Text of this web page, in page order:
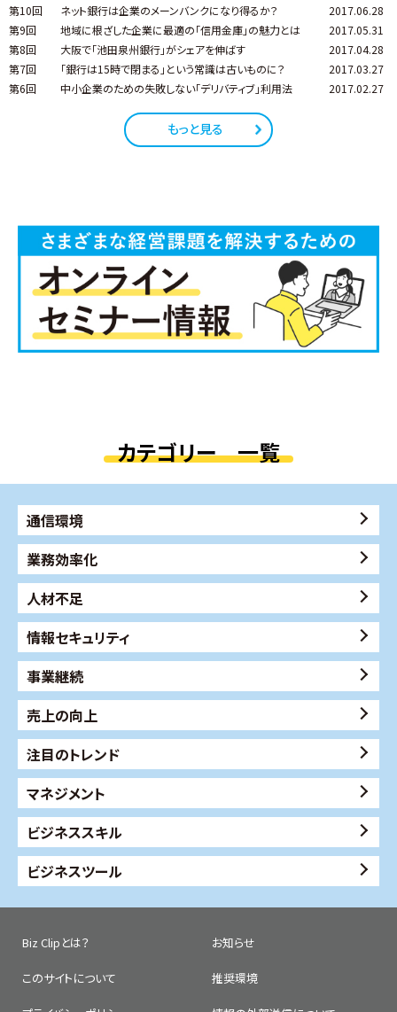
第10回
ネット銀行は企業のメーンバンクになり得るか？
2017.06.28
第9回
地域に根ざした企業に最適の「信用金庫」の魅力とは
2017.05.31
第8回
大阪で「池田泉州銀行」がシェアを伸ばす
2017.04.28
第7回
「銀行は15時で閉まる」という常識は古いものに？
2017.03.27
第6回
中小企業のための失敗しない「デリバティブ」利用法 2017.02.27
もっと見る
カテゴリー 一覧
通信環境
業務効率化
人材不足
情報セキュリティ
事業継続
売上の向上
注目のトレンド
マネジメント
ビジネススキル
ビジネスツール
Biz Clipとは？ お知らせ
このサイトについて 推奨環境